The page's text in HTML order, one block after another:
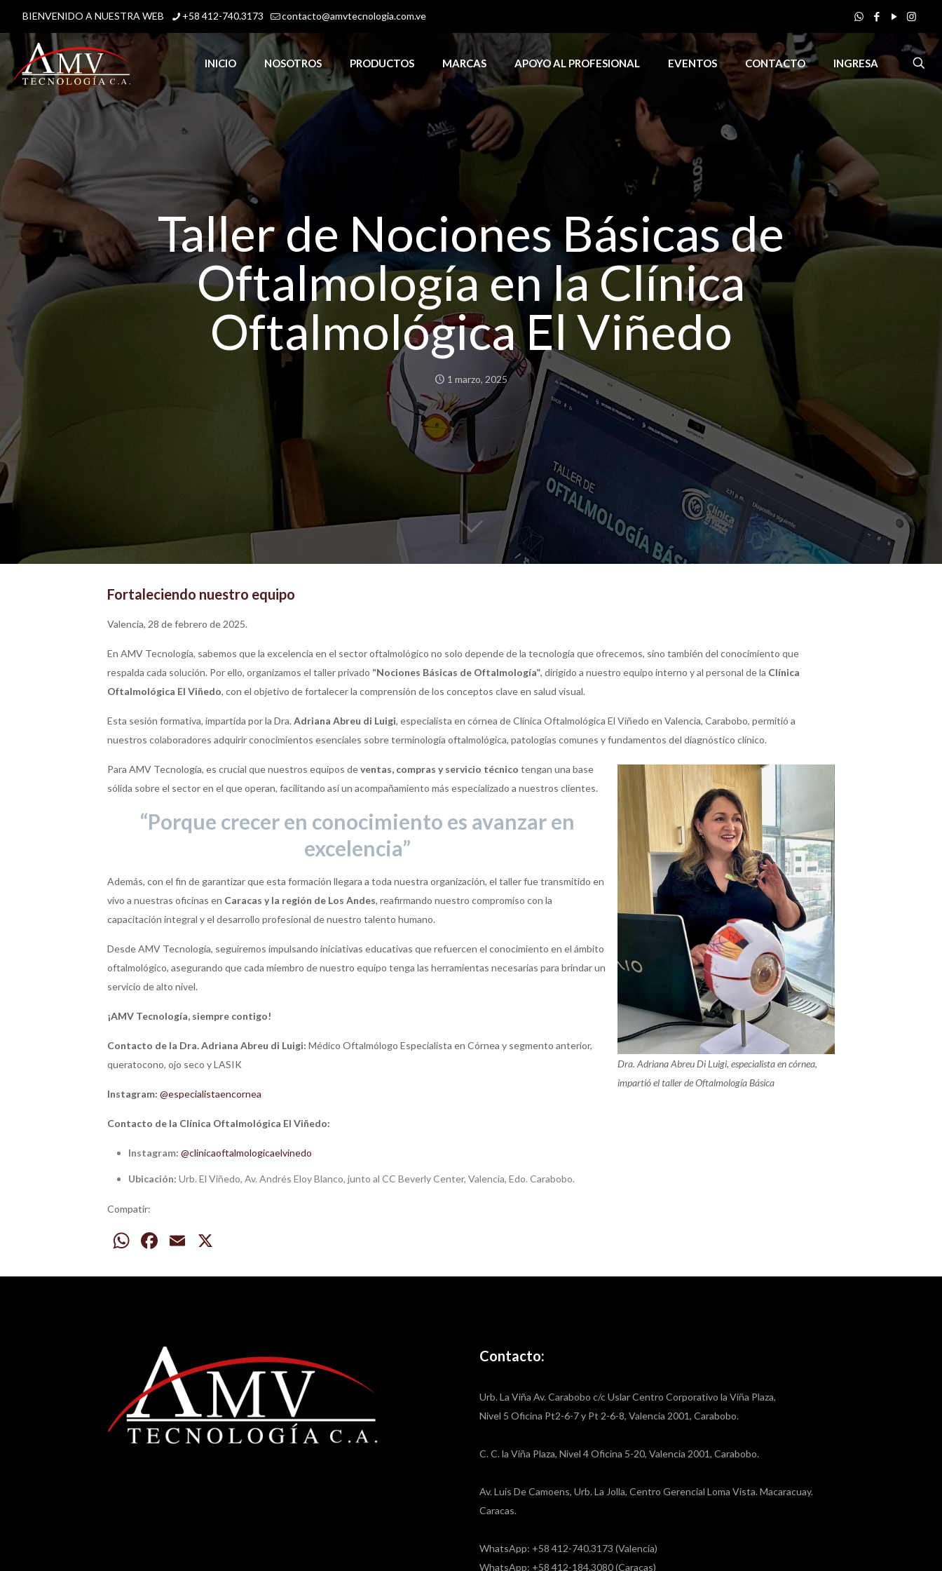
BIENVENIDO A NUESTRA WEB +58 412-740.3173 contacto@amvtecnologia.com.ve
INICIO NOSOTROS PRODUCTOS MARCAS APOYO AL PROFESIONAL EVENTOS CONTACTO INGRESA
Taller de Nociones Básicas de
Oftalmología en la Clínica
Oftalmológica El Viñedo
1 marzo, 2025
Fortaleciendo nuestro equipo
Valencia, 28 de febrero de 2025.
En AMV Tecnología, sabemos que la excelencia en el sector oftalmológico no solo depende de la tecnología que ofrecemos, sino también del conocimiento que
respalda cada solución. Por ello, organizamos el taller privado “Nociones Básicas de Oftalmología”, dirigido a nuestro equipo interno y al personal de la Clínica
Oftalmológica El Viñedo, con el objetivo de fortalecer la comprensión de los conceptos clave en salud visual.
Esta sesión formativa, impartida por la Dra. Adriana Abreu di Luigi, especialista en córnea de Clínica Oftalmológica El Viñedo en Valencia, Carabobo, permitió a
nuestros colaboradores adquirir conocimientos esenciales sobre terminología oftalmológica, patologías comunes y fundamentos del diagnóstico clínico.
Dra. Adriana Abreu Di Luigi, especialista en córnea,
impartió el taller de Oftalmología Básica
Para AMV Tecnología, es crucial que nuestros equipos deventas, compras y servicio técnico tengan una base
sólida sobre el sector en el que operan, facilitando así un acompañamiento más especializado a nuestros clientes.
“Porque crecer en conocimiento es avanzar en
excelencia”
Además, con el fin de garantizar que esta formación llegara a toda nuestra organización, el taller fue transmitido en
vivo a nuestras oficinas en Caracas y la región de Los Andes, reafirmando nuestro compromiso con la
capacitación integral y el desarrollo profesional de nuestro talento humano.
Desde AMV Tecnología, seguiremos impulsando iniciativas educativas que refuercen el conocimiento en el ámbito
oftalmológico, asegurando que cada miembro de nuestro equipo tenga las herramientas necesarias para brindar un
servicio de alto nivel.
¡AMV Tecnología, siempre contigo!
Contacto de la Dra. Adriana Abreu di Luigi: Médico Oftalmólogo Especialista en Córnea y segmento anterior,
queratocono, ojo seco y LASIK
Instagram: @especialistaencornea
Contacto de la Clínica Oftalmológica El Viñedo:
Instagram: @clinicaoftalmologicaelvinedo
Ubicación: Urb. El Viñedo, Av. Andrés Eloy Blanco, junto al CC Beverly Center, Valencia, Edo. Carabobo.
Compatir:
WhatsApp
Facebook
Email
Contacto:
Urb. La Viña Av. Carabobo c/c Uslar Centro Corporativo la Viña Plaza,
Nivel 5 Oficina Pt2-6-7 y Pt 2-6-8, Valencia 2001, Carabobo.
C. C. la Viña Plaza, Nivel 4 Oficina 5-20, Valencia 2001, Carabobo.
Av. Luis De Camoens, Urb. La Jolla, Centro Gerencial Loma Vista. Macaracuay.
Caracas.
WhatsApp: +58 412-740.3173 (Valencia)
WhatsApp: +58 412-184.3080 (Caracas)